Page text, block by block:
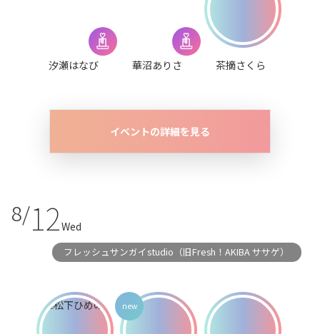
汐瀬はなび 華沼ありさ 茶摘さくら
イベントの詳細を見る
8/12Wed
フレッシュサンガイstudio（旧Fresh！AKIBA ササゲ）